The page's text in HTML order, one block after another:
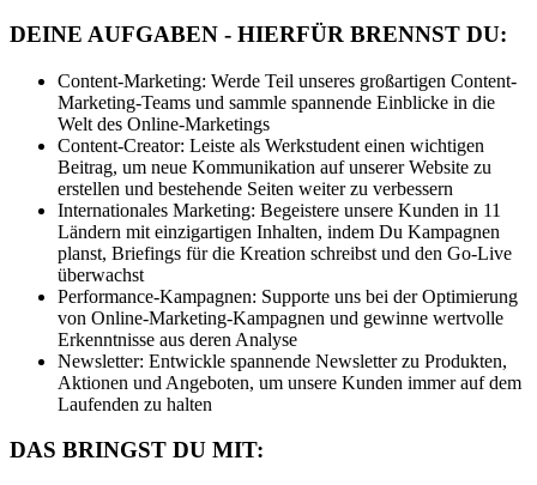
DEINE AUFGABEN - HIERFÜR BRENNST DU:
Content-Marketing: Werde Teil unseres großartigen Content-
Marketing-Teams und sammle spannende Einblicke in die
Welt des Online-Marketings
Content-Creator: Leiste als Werkstudent einen wichtigen
Beitrag, um neue Kommunikation auf unserer Website zu
erstellen und bestehende Seiten weiter zu verbessern
Internationales Marketing: Begeistere unsere Kunden in 11
Ländern mit einzigartigen Inhalten, indem Du Kampagnen
planst, Briefings für die Kreation schreibst und den Go-Live
überwachst
Performance-Kampagnen: Supporte uns bei der Optimierung
von Online-Marketing-Kampagnen und gewinne wertvolle
Erkenntnisse aus deren Analyse
Newsletter: Entwickle spannende Newsletter zu Produkten,
Aktionen und Angeboten, um unsere Kunden immer auf dem
Laufenden zu halten
DAS BRINGST DU MIT: